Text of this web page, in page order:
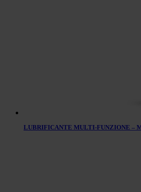
LUBRIFICANTE MULTI-FUNZIONE –